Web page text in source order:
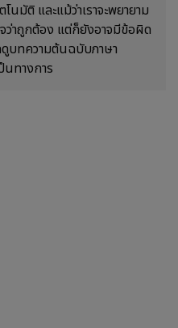
มัติ และแม้ว่าเราจะพยายาม
ว่าถูกต้อง แต่ก็ยังอาจมีข้อผิด
บทความต้นฉบับภาษา
นทางการ